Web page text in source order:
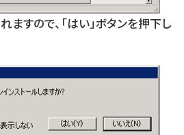
すので、「はい」ボタンを押下し